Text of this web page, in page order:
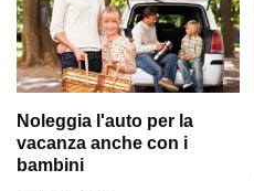
Noleggia l'auto per la
vacanza anche con i
bambini